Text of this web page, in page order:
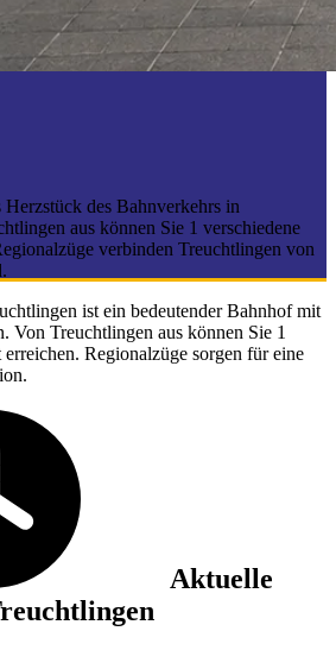
des Bahnverkehrs in
aus können Sie 1 verschiedene
verbinden Treuchtlingen von
ist ein bedeutender Bahnhof mit
Von Treuchtlingen aus können Sie 1
Regionalzüge sorgen für eine
Aktuelle